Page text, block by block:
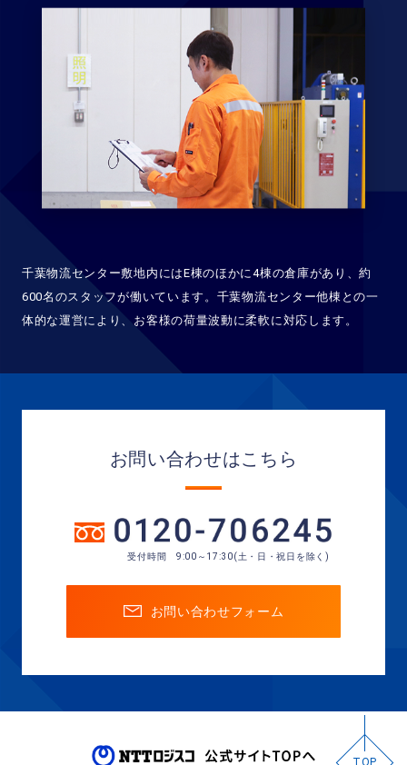
千葉物流センター敷地内にはE棟のほかに4棟の倉庫があり、約
600名のスタッフが働いています。 千葉物流センター他棟との一
体的な運営により、お客様の荷量波動に柔軟に対応します。
お問い合わせはこちら
受付時間 9:00～17:30(土・日・祝日を除く)
お問い合わせフォーム
TOP